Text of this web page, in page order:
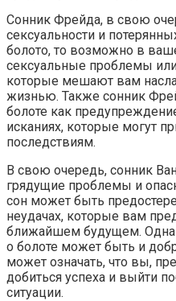
Сонник Фрейда, в свою
сексуальности и
болото, то возможно в
сексуальные проблемы
которые мешают вам
жизнью. Также сонник
болоте как
исканиях, которые могут
последствиям.
В свою очередь, сонник
грядущие проблемы и
сон может быть
неудачах, которые вам
ближайшем будущем.
о болоте может быть и
может означать, что вы,
добиться успеха и выйти
ситуации.